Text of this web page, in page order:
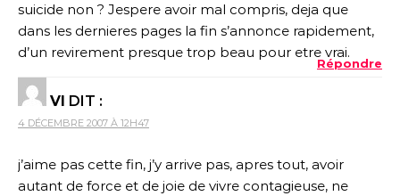
suicide non ? Jespere avoir mal compris, deja que
dans les dernieres pages la fin s’annonce rapidement,
d’un revirement presque trop beau pour etre vrai.
Répondre
VI DIT :
4 DÉCEMBRE 2007 À 12H47
j’aime pas cette fin, j’y arrive pas, apres tout, avoir
autant de force et de joie de vivre contagieuse, ne